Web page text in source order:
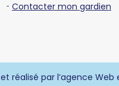
Contacter mon gardien
réalisé par l’agence Web